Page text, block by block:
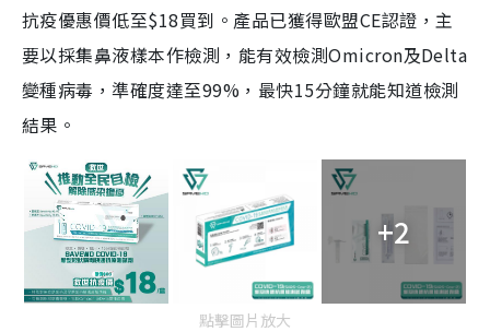
抗疫優惠價低至$18買到。產品已獲得歐盟CE認證，主
要以採集鼻液樣本作檢測，能有效檢測Omicron及Delta
變種病毒，準確度達至99%，最快15分鐘就能知道檢測
結果。
+2
點擊圖片放大